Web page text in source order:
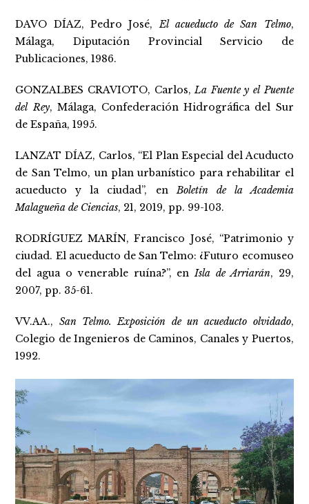
DAVO DÍAZ, Pedro José,El acueducto de San Telmo,
Málaga, Diputación Provincial Servicio de
Publicaciones, 1986.
GONZALBES CRAVIOTO, Carlos,La Fuente y el Puente
del Rey, Málaga, Confederación Hidrográfica del Sur
de España, 1995.
LANZAT DÍAZ, Carlos, “El Plan Especial del Acuducto
de San Telmo, un plan urbanístico para rehabilitar el
acueducto y la ciudad”, enBoletín de la Academia
Malagueña de Ciencias, 21, 2019, pp. 99-103.
RODRÍGUEZ MARÍN, Francisco José, “Patrimonio y
ciudad. El acueducto de San Telmo: ¿Futuro ecomuseo
del agua o venerable ruína?”, enIsla de Arriarán, 29,
2007, pp. 35-61.
VV.AA., San Telmo. Exposición de un acueducto olvidado,
Colegio de Ingenieros de Caminos, Canales y Puertos,
1992.